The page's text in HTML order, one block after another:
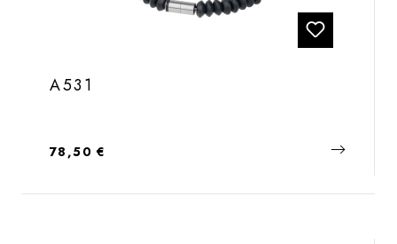
A531
Regulärer Preis:
78,50 €